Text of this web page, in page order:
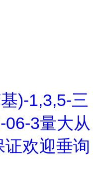
)-1,3,5-三
3量大从
欢迎垂询